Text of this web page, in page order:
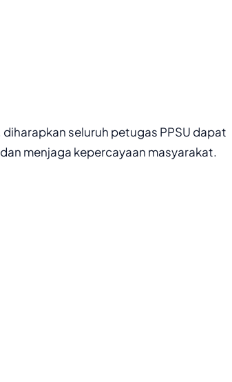
seluruh petugas PPSU dapat
menjaga kepercayaan masyarakat.